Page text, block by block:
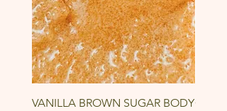
VANILLA BROWN SUGAR BODY